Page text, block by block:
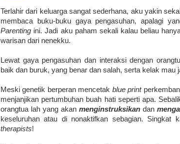
Terlahir dari keluarga sangat sederhana, aku yakin
membaca buku-buku gaya pengasuhan, apalagi
Parenting ini. Jadi aku paham sekali kalau beliau
warisan dari nenekku.
Lewat gaya pengasuhan dan interaksi dengan
baik dan buruk, yang benar dan salah, serta kelak mau
Meski genetik berperan mencetak blue print
menjanjikan pertumbuhan buah hati seperti apa.
orangtua lah yang akan menginstruksikan dan
keseluruhan atau di nonaktifkan sebagian. Singkat
therapists!